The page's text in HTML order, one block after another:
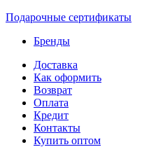
Подарочные сертификаты
Бренды
Доставка
Как оформить
Возврат
Оплата
Кредит
Контакты
Купить оптом